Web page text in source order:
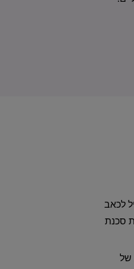
לכאב
סכנת
של